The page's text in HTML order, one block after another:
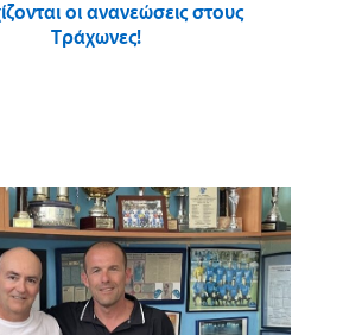
οι ανανεώσεις στους
Τράχωνες!